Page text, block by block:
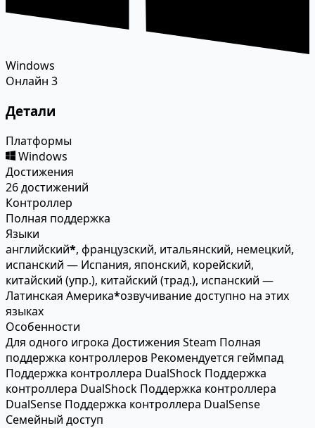
Windows
Онлайн 3
Детали
Платформы
Windows
Достижения
26 достижений
Контроллер
Полная поддержка
Языки
английский*, французский, итальянский, немецкий,
испанский — Испания, японский, корейский,
китайский (упр.), китайский (трад.), испанский —
Латинская Америка*озвучивание доступно на этих
языках
Особенности
Для одного игрока Достижения Steam Полная
поддержка контроллеров Рекомендуется геймпад
Поддержка контроллера DualShock Поддержка
контроллера DualShock Поддержка контроллера
DualSense Поддержка контроллера DualSense
Семейный доступ